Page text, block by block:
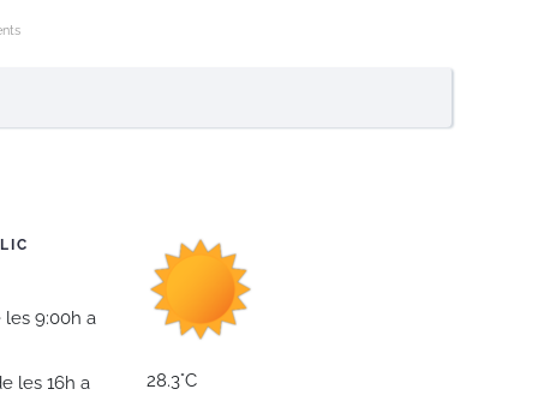
9:00h a
les 16h a 28.3°C